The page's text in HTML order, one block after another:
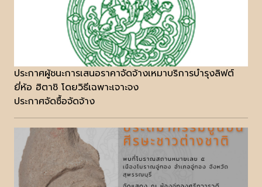
ประกาศผู้ชนะการเสนอราคาจัดจ้างเหมาบริการบำรุงลิฟต์
ยี่ห้อ ฮิตาชิ โดยวิธีเฉพาะเจาะจง
ประกาศจัดซื้อจัดจ้าง